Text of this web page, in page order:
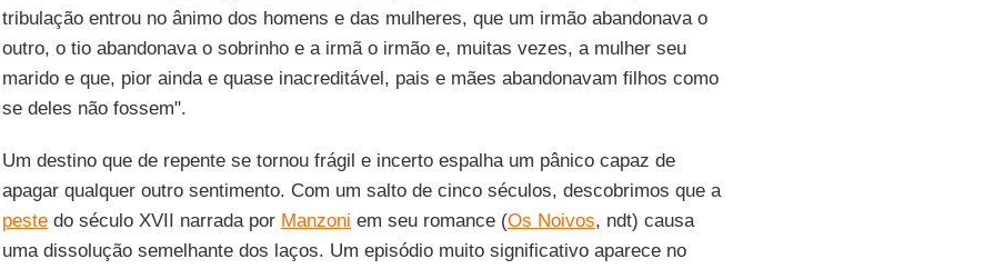
tribulação entrou no ânimo dos homens e das mulheres, que um irmão abandonava o
outro, o tio abandonava o sobrinho e a irmã o irmão e, muitas vezes, a mulher seu
marido e que, pior ainda e quase inacreditável, pais e mães abandonavam filhos como
se deles não fossem".
Um destino que de repente se tornou frágil e incerto espalha um pânico capaz de
apagar qualquer outro sentimento. Com um salto de cinco séculos, descobrimos que a
pestedo século XVII narrada por Manzoni em seu romance (Os Noivos, ndt) causa
uma dissolução semelhante dos laços. Um episódio muito significativo aparece no